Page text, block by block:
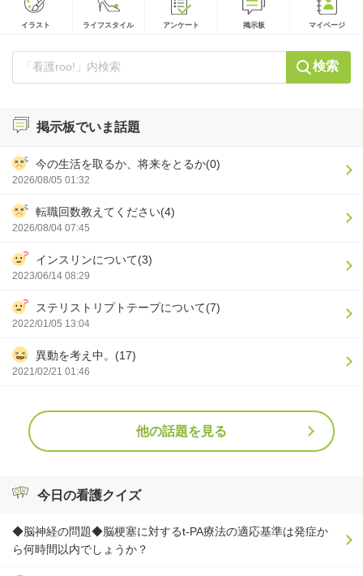
イラスト ライフスタイル アンケート 掲示板 マイページ
検索
掲示板でいま話題
今の生活を取るか、将来をとるか(0)
2026/08/05 01:32
転職回数教えてください(4)
2026/08/04 07:45
インスリンについて(3)
2023/06/14 08:29
ステリストリプトテープについて(7)
2022/01/05 13:04
異動を考え中。(17)
2021/02/21 01:46
他の話題を見る
今日の看護クイズ
◆脳神経の問題◆脳梗塞に対するt-PA療法の適応基準は発症か
ら何時間以内でしょうか？